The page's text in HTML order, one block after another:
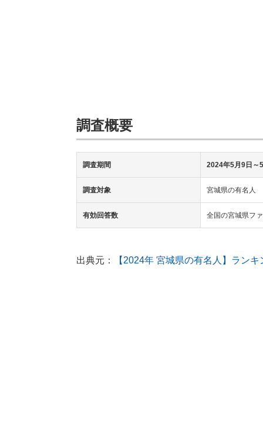
調査概要
調査期間 2024年5月9日～
調査対象 宮城県の有名人
有効回答数 全国の宮城県フ
出典元： 【2024年 宮城県の有名人】ラン